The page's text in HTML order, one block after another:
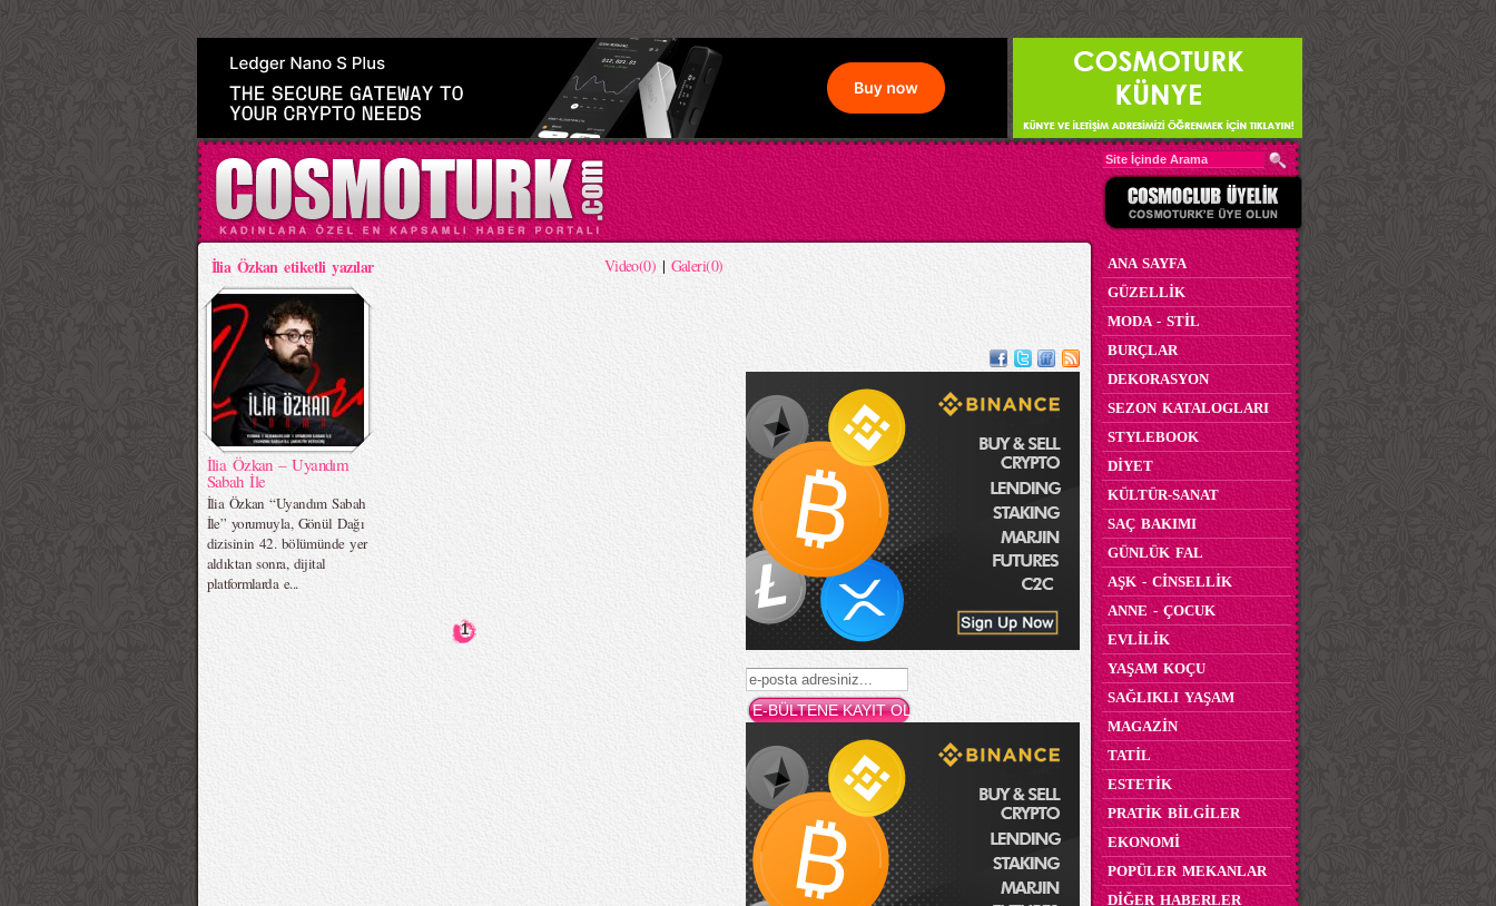
>
Video(0) | Galeri(0)
İlia Özkan etiketli yazılar
İlia Özkan – Uyandım
Sabah İle
İlia Özkan “Uyandım Sabah
İle” yorumuyla, Gönül Dağı
dizisinin 42. bölümünde yer
aldıktan sonra, dijital
platformlarda e...
1
ANA SAYFA
GÜZELLİK
MODA - STİL
BURÇLAR
DEKORASYON
SEZON KATALOGLARI
STYLEBOOK
DİYET
KÜLTÜR-SANAT
SAÇ BAKIMI
GÜNLÜK FAL
AŞK - CİNSELLİK
ANNE - ÇOCUK
EVLİLİK
YAŞAM KOÇU
SAĞLIKLI YAŞAM
MAGAZİN
TATİL
ESTETİK
PRATİK BİLGİLER
EKONOMİ
POPÜLER MEKANLAR
DİĞER HABERLER